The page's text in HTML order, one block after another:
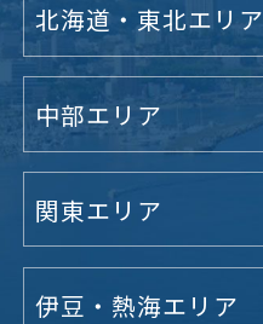
北海道・東北エリア
中部エリア
関東エリア
伊豆・熱海エリア